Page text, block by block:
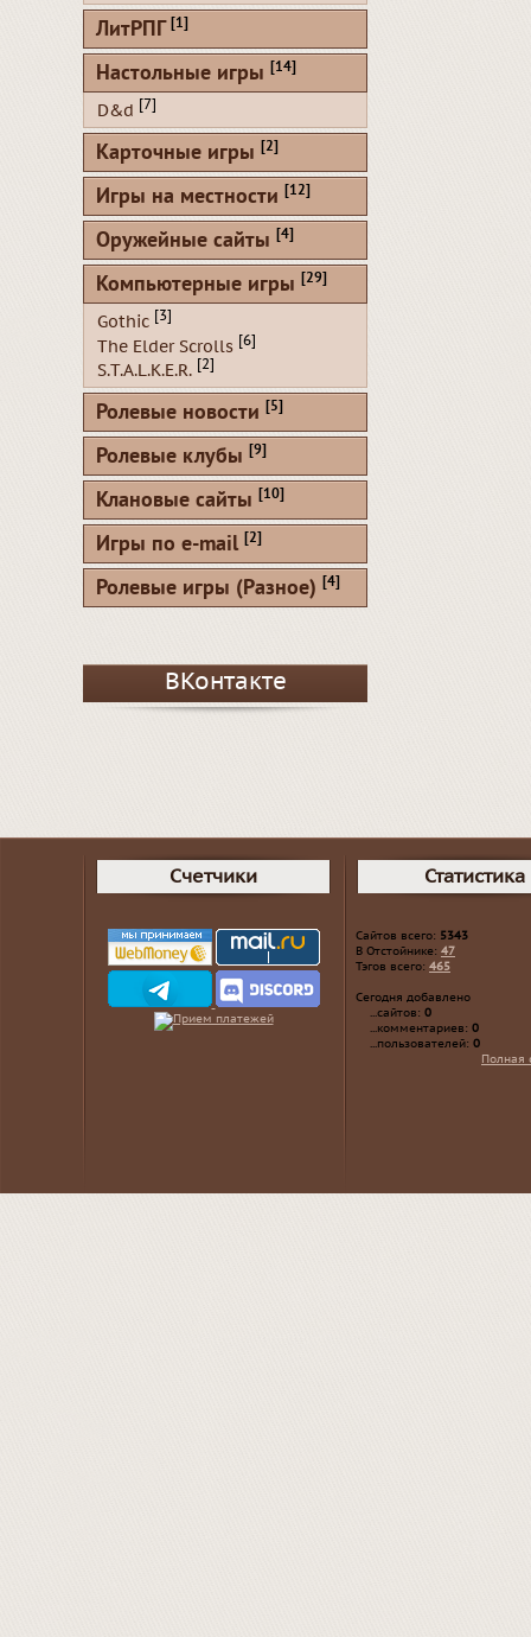
ЛитРПГ [1]
Настольные игры [14]
D&d [7]
Карточные игры [2]
Игры на местности [12]
Оружейные сайты [4]
Компьютерные игры [29]
Gothic [3]
The Elder Scrolls [6]
S.T.A.L.K.E.R. [2]
Ролевые новости [5]
Ролевые клубы [9]
Клановые сайты [10]
Игры по e-mail [2]
Ролевые игры (Разное) [4]
ВКонтакте
Счетчики Статистика
Сайтов всего: 5343
В Отстойнике: 47
Тэгов всего: 465
Сегодня добавлено
...сайтов: 0
...комментариев: 0
...пользователей: 0
Полная